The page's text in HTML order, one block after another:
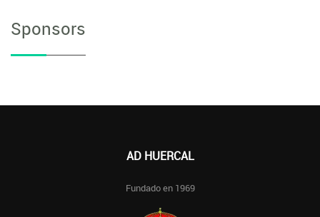
Sponsors
AD HUERCAL
Fundado en 1969